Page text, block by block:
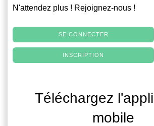
N'attendez plus ! Rejoignez-nous !
SE CONNECTER
INSCRIPTION
Téléchargez
mobile